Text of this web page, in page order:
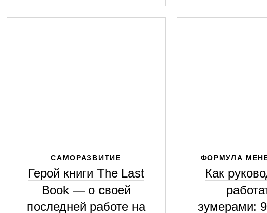
САМОРАЗВИТИЕ
Герой книги The Last
Book — о своей
последней работе на
ФОРМУЛА
Как
зумерами: